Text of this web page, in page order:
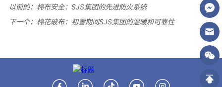
以前的： 棉布安全：SJS集团的先进防火系统
下一个： 棉花破布：初雪期间SJS集团的温暖和可靠性